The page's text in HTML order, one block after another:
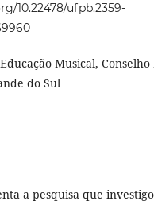
10.22478/ufpb.2359-
Educação Musical,
do Sul
a pesquisa que